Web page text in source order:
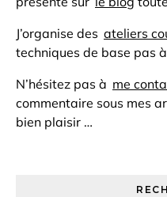
J’organise des ateliers
techniques de base pas
N’hésitez pas à me
commentaire sous mes
bien plaisir …